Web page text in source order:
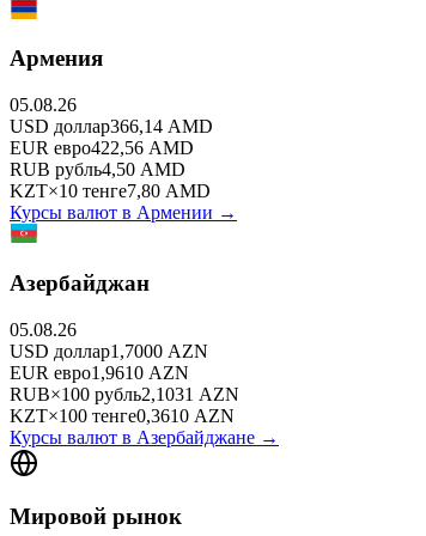
Армения
05.08.26
USD доллар366,14 AMD
EUR евро422,56 AMD
RUB рубль4,50 AMD
KZT×10 тенге7,80 AMD
Курсы валют в Армении →
Азербайджан
05.08.26
USD доллар1,7000 AZN
EUR евро1,9610 AZN
RUB×100 рубль2,1031 AZN
KZT×100 тенге0,3610 AZN
Курсы валют в Азербайджане →
Мировой рынок